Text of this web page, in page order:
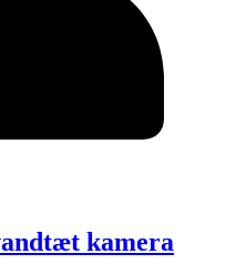
kamera